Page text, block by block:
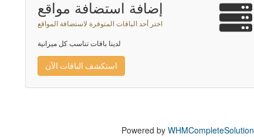
إضافة استضافة مواقع
اختر أحد الباقات المتوفرة لاستضافة المواقع
لدينا باقات تناسب كل ميزانية
استكشف الباقات الآن
Powered by WHMCompleteSolution